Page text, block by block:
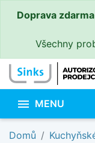
Doprava
Všechny
 MENU
Domů